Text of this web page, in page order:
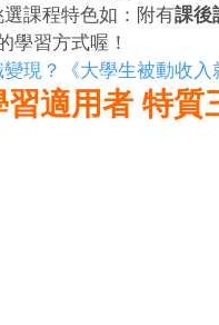
課程特色如：附有課後
學習方式喔！
現？《大學生被動收
適用者 特